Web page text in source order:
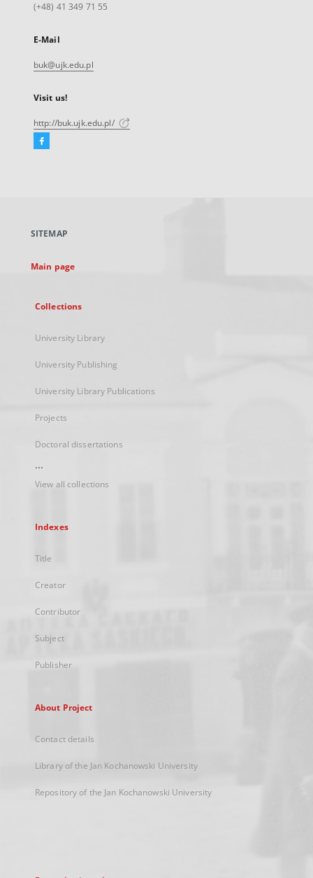
(+48) 41 349 71 55
E-Mail
buk@ujk.edu.pl
Visit us!
http://buk.ujk.edu.pl/
Facebook
new
SITEMAP
Main page
Collections
University Library
University Publishing
University Library Publications
Projects
Doctoral dissertations
...
View all collections
Indexes
Title
Creator
Contributor
Subject
Publisher
About Project
Contact details
Library of the Jan Kochanowski University
Repository of the Jan Kochanowski University